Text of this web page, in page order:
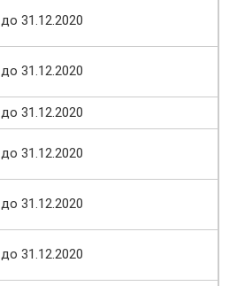
до 31.12.2020
до 31.12.2020
до 31.12.2020
до 31.12.2020
до 31.12.2020
до 31.12.2020